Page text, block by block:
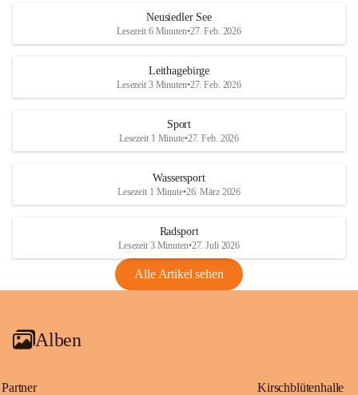
S
und den daraus folgenden wirtschaftlichen
Maßnahmen zur Bekämpfung
Rebe und der Amerikanischen
Anhang VBl. EU Nr. 18
1 Seite•1,4 MB
VBl. EU Nr. 18_2026
r
S
Neusiedler See
Lesezeit 6 Minuten•27. Feb. 2026
Leithagebirge
Lesezeit 3 Minuten•27. Feb. 2026
Sport
Lesezeit 1 Minute•27. Feb. 2026
Wassersport
Lesezeit 1 Minute•26. März 2026
Radsport
Lesezeit 3 Minuten•27. Juli 2026
Alle Artikel sehen
Alben
Partner Kirschblütenhalle